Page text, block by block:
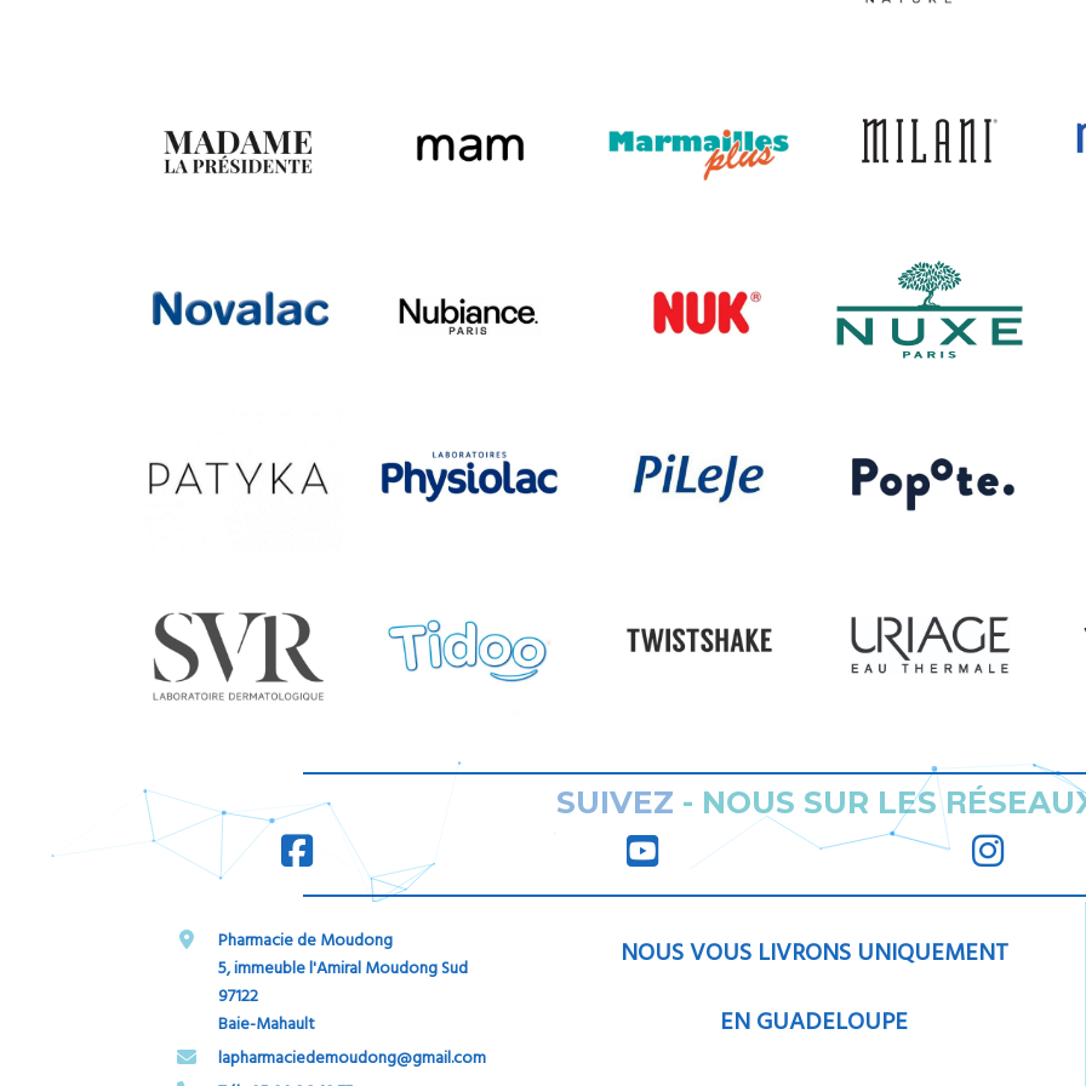
SUIVEZ - NOUS SUR LES RÉ
Pharmacie de Moudong
5, immeuble l'Amiral Moudong Sud
97122
Baie-Mahault
​​​​​​​lapharmaciedemoudong@gmail.com
NOUS VOUS LIVRONS UNIQUEMENT
EN GUADELOUPE